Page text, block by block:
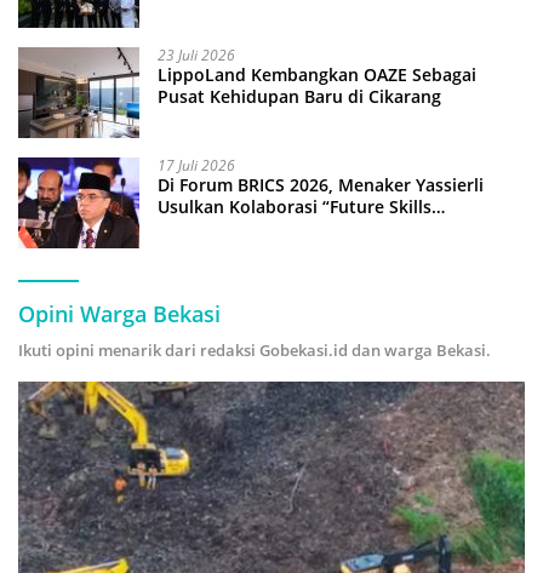
23 Juli 2026
LippoLand Kembangkan OAZE Sebagai
Pusat Kehidupan Baru di Cikarang
17 Juli 2026
Di Forum BRICS 2026, Menaker Yassierli
Usulkan Kolaborasi “Future Skills
Opini Warga Bekasi
Ikuti opini menarik dari redaksi Gobekasi.id dan warga Bekasi.